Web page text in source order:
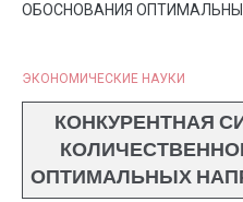
ОБОСНОВАНИЯ
ЭКОНОМИЧЕСКИЕ НАУКИ
КОНКУРЕНТНАЯ
ОПТИМАЛЬНЫХ